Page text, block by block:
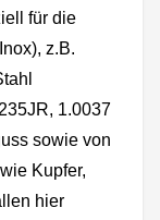
für die
z.B.
1.0037
sowie von
Kupfer,
hier